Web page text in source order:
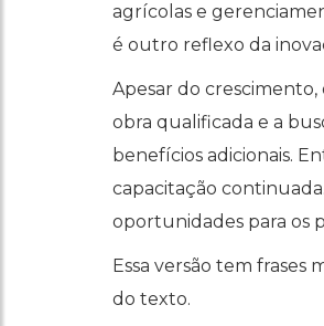
agrícolas e
é outro reflexo da
Apesar do
obra qualificada e a
benefícios adicionais.
capacitação
oportunidades para os
Essa versão tem
do texto.